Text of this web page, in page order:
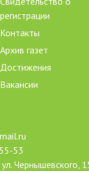
регистрации
Контакты
Архив газет
Достижения
Вакансии
53
Чернышевского,